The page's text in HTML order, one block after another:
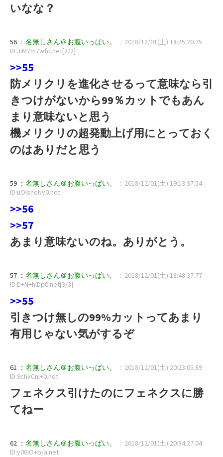
いなな？
56 ： 名無しさん＠お腹いっぱい。
：2018/12/01(土) 18:45:20.75
ID:JiM7m7wfd.net[2/2]
>>55
防メリクリを進化させるって意味なら引
きつけがないから99％カットでもあん
まり意味ないと思う
機メリクリの超発動上げ用にとっておく
のはありだと思う
59 ： 名無しさん＠お腹いっぱい。
：2018/12/01(土) 19:13:37.54
ID:uOIsneNy0.net
>>56
>>57
あまり意味ないのね。ありがとう。
57 ： 名無しさん＠お腹いっぱい。
：2018/12/01(土) 18:48:37.77
ID:D+N+hlDp0.net[3/3]
>>55
引きつけ無しの99%カットってあまり
有用じゃない気がするぞ
61 ： 名無しさん＠お腹いっぱい。
：2018/12/01(土) 20:23:05.89
ID:9chkCnl+0.net
フェネクス引けたのにフェネクスに勝
てねー
62 ： 名無しさん＠お腹いっぱい。
：2018/12/01(土) 20:34:27.04
ID:y06IO+b/a.net